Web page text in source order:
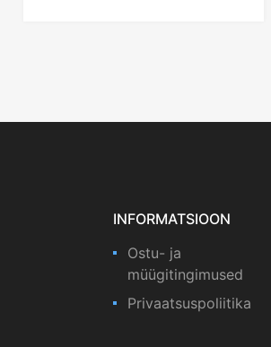
INFORMATSIOON
Ostu- ja
müügitingimused
Privaatsuspoliitika